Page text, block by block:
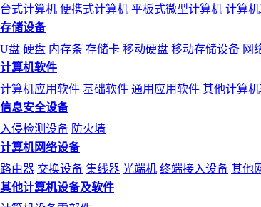
台式计算机 便携式计算机 平板式微型计算机 计算
存储设备
U盘 硬盘 内存条 存储卡 移动硬盘 移动存储设备 网
计算机软件
计算机应用软件 基础软件 通用应用软件 其他计算
信息安全设备
入侵检测设备 防火墙
计算机网络设备
路由器 交换设备 集线器 光端机 终端接入设备 其他
其他计算机设备及软件